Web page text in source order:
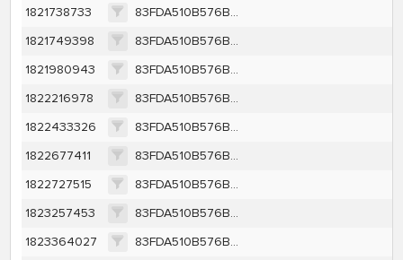
1821738733
83FDA510B576BD7E1E10EE58897976CC3EAE1AFFC0A20F63FD18C910B5F7C002
1821749398
83FDA510B576BD7E1E10EE58897976CC3EAE1AFFC0A20F63FD18C910B5F7C002
1821980943
83FDA510B576BD7E1E10EE58897976CC3EAE1AFFC0A20F63FD18C910B5F7C002
1822216978
83FDA510B576BD7E1E10EE58897976CC3EAE1AFFC0A20F63FD18C910B5F7C002
1822433326
83FDA510B576BD7E1E10EE58897976CC3EAE1AFFC0A20F63FD18C910B5F7C002
1822677411
83FDA510B576BD7E1E10EE58897976CC3EAE1AFFC0A20F63FD18C910B5F7C002
1822727515
83FDA510B576BD7E1E10EE58897976CC3EAE1AFFC0A20F63FD18C910B5F7C002
1823257453
83FDA510B576BD7E1E10EE58897976CC3EAE1AFFC0A20F63FD18C910B5F7C002
1823364027
83FDA510B576BD7E1E10EE58897976CC3EAE1AFFC0A20F63FD18C910B5F7C002